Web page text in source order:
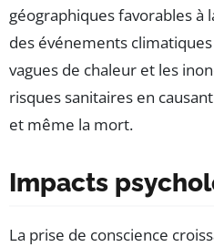
géographiques favorables à
des événements
vagues de chaleur et les
risques sanitaires en
et même la mort.
Impacts
La prise de conscience